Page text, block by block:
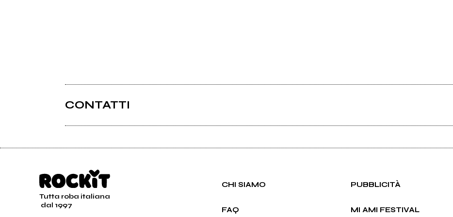
CONTATTI
Tutta roba italiana
dal 1997
CHI SIAMO PUBBLICITÀ
FAQ MI AMI FESTIVAL